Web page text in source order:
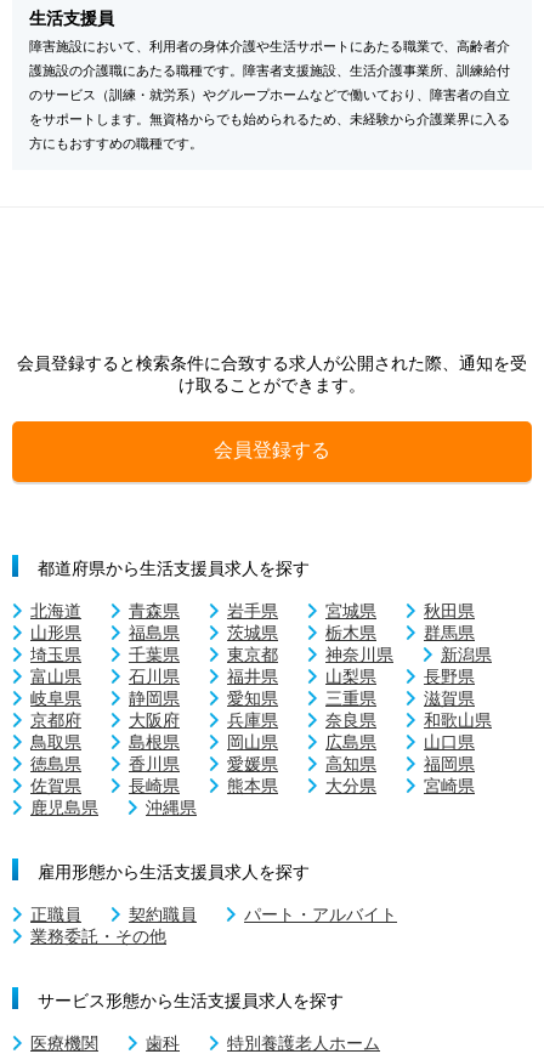
生活支援員
障害施設において、利用者の身体介護や生活サポートにあたる職業で、高齢者介
護施設の介護職にあたる職種です。障害者支援施設、生活介護事業所、訓練給付
のサービス（訓練・就労系）やグループホームなどで働いており、障害者の自立
をサポートします。無資格からでも始められるため、未経験から介護業界に入る
方にもおすすめの職種です。
会員登録すると検索条件に合致する求人が公開された際、通知を受
け取ることができます。
会員登録する
都道府県から生活支援員求人を探す
北海道 青森県 岩手県 宮城県
秋田県
山形県
福島県 茨城県 栃木県
群馬県
埼玉県
千葉県 東京都 神奈川県
新潟県
富山県
石川県 福井県 山梨県
長野県
岐阜県
静岡県 愛知県 三重県
滋賀県
京都府
大阪府 兵庫県 奈良県
和歌山県
鳥取県
島根県 岡山県 広島県
山口県
徳島県
香川県 愛媛県 高知県
福岡県
佐賀県
長崎県 熊本県 大分県
宮崎県
鹿児島県
沖縄県
雇用形態から生活支援員求人を探す
正職員 契約職員
パート・アルバイト
業務委託・その他
サービス形態から生活支援員求人を探す
医療機関 歯科
特別養護老人ホーム